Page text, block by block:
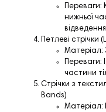
Переваги:
нижньої
відведення
Петлеві стрічки
Матеріал:
Переваги:
частини
Стрічки з
Bands)
Матеріал: